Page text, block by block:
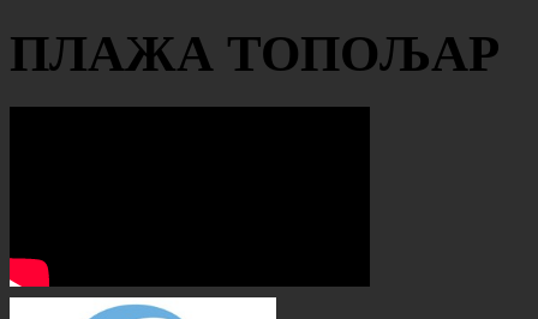
ПЛАЖА ТОПОЉАР